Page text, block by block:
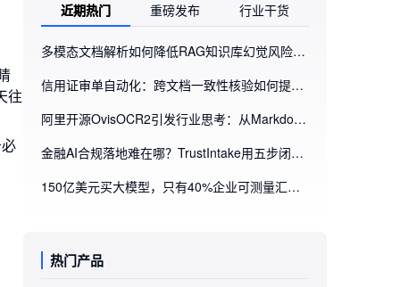
往
近期热门 重磅发布 行业干货
多模态文档解析如何降低RAG知识库幻觉风险：合合信息旗下的TextIn xParse实践
信用证审单自动化：跨文档一致性核验如何提升不符点识别效率
阿里开源OvisOCR2引发行业思考：从Markdown解析到业务流程自动化，企业为什么需要文档智能处理平台
金融AI合规落地难在哪？TrustIntake用五步闭环重构智能进件审核
150亿美元买大模型，只有40%企业可测量汇报？企业AI ROI的破局点藏在文档里
热门产品